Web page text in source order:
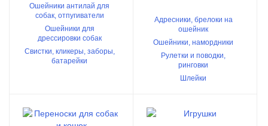
Ошейники антилай для
собак, отпугиватели
Ошейники для
дрессировки собак
Свистки, кликеры, заборы,
батарейки
Адресники, брелоки на
ошейник
Ошейники, намордники
Рулетки и поводки,
ринговки
Шлейки